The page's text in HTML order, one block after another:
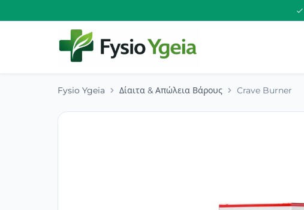
Fysio Ygeia Δίαιτα & Απώλεια Βάρους Crave Burner